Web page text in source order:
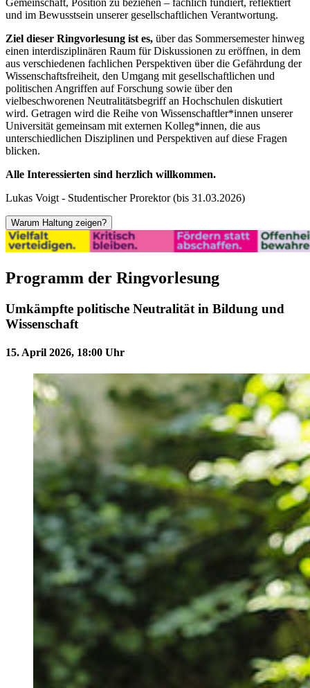
und im Bewusstsein unserer gesellschaftlichen Verantwortung.
Ziel dieser Ringvorlesung ist es, über das Sommersemester hinweg
einen interdisziplinären Raum für Diskussionen zu eröffnen, in dem
aus verschiedenen fachlichen Perspektiven über die Gefährdung der
Wissenschaftsfreiheit, den Umgang mit gesellschaftlichen und
politischen Angriffen auf Forschung sowie über den
vielbeschworenen Neutralitätsbegriff an Hochschulen diskutiert
wird. Getragen wird die Reihe von Wissenschaftler*innen unserer
Universität gemeinsam mit externen Kolleg*innen, die aus
unterschiedlichen Disziplinen und Perspektiven auf diese Fragen
blicken.
Alle Interessierten sind herzlich willkommen.
Lukas Voigt - Studentischer Prorektor (bis 31.03.2026)
Warum Haltung zeigen?
Warum Haltung zeigen?
Programm der Ringvorlesung
Umkämpfte politische Neutralität in Bildung und
Wissenschaft
15. April 2026, 18:00 Uhr